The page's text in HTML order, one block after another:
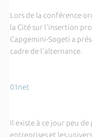
Lors de la conférence
la Cité sur l'insertion
Capgemini-Sogeti a
cadre de l'alternance.
01net
Il existe à ce jour peu
entreprises et les